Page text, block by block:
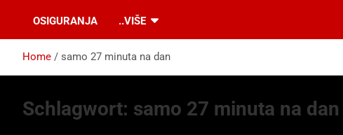
OSIGURANJA ..VIŠE
Home samo 27 minuta na dan
Schlagwort: samo 27 minuta na dan